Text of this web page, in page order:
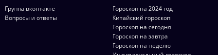
Группа вконтакте
Вопросы и ответы
Гороскоп на 2024 год
Китайский гороскоп
Гороскоп на сегодня
Гороскоп на завтра
Гороскоп на неделю